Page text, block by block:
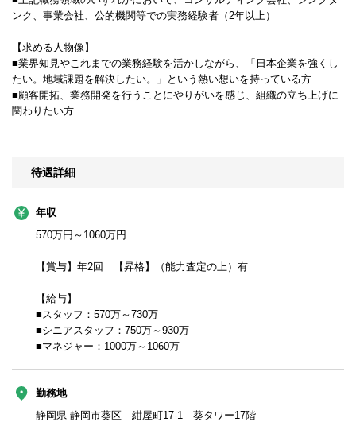
ンク、事業会社、公的機関等での実務経験者（2年以上）
【求める人物像】
■業界知見やこれまでの業務経験を活かしながら、「日本企業を強くし
たい。地域課題を解決したい。」という熱い想いを持っている方
■顧客開拓、業務開発を行うことにやりがいを感じ、組織の立ち上げに
関わりたい方
待遇詳細
年収
570万円～1060万円
【賞与】年2回 【昇格】（能力査定の上）有
【給与】
■スタッフ：570万～730万
■シニアスタッフ：750万～930万
■マネジャー：1000万～1060万
勤務地
静岡県 静岡市葵区 紺屋町17-1 葵タワー17階